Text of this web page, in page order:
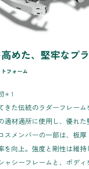
めた、堅牢なプ
フォーム
＊ 1
きた伝統のラダーフレー
適材適所に使用し、優れた
スメンバーの一部は、板
を向上。強度と剛性は維
ャシーフレームと、ボデ